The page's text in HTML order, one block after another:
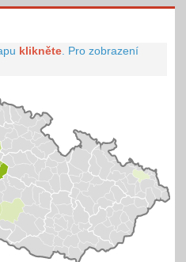
klikněte Pro zobrazení